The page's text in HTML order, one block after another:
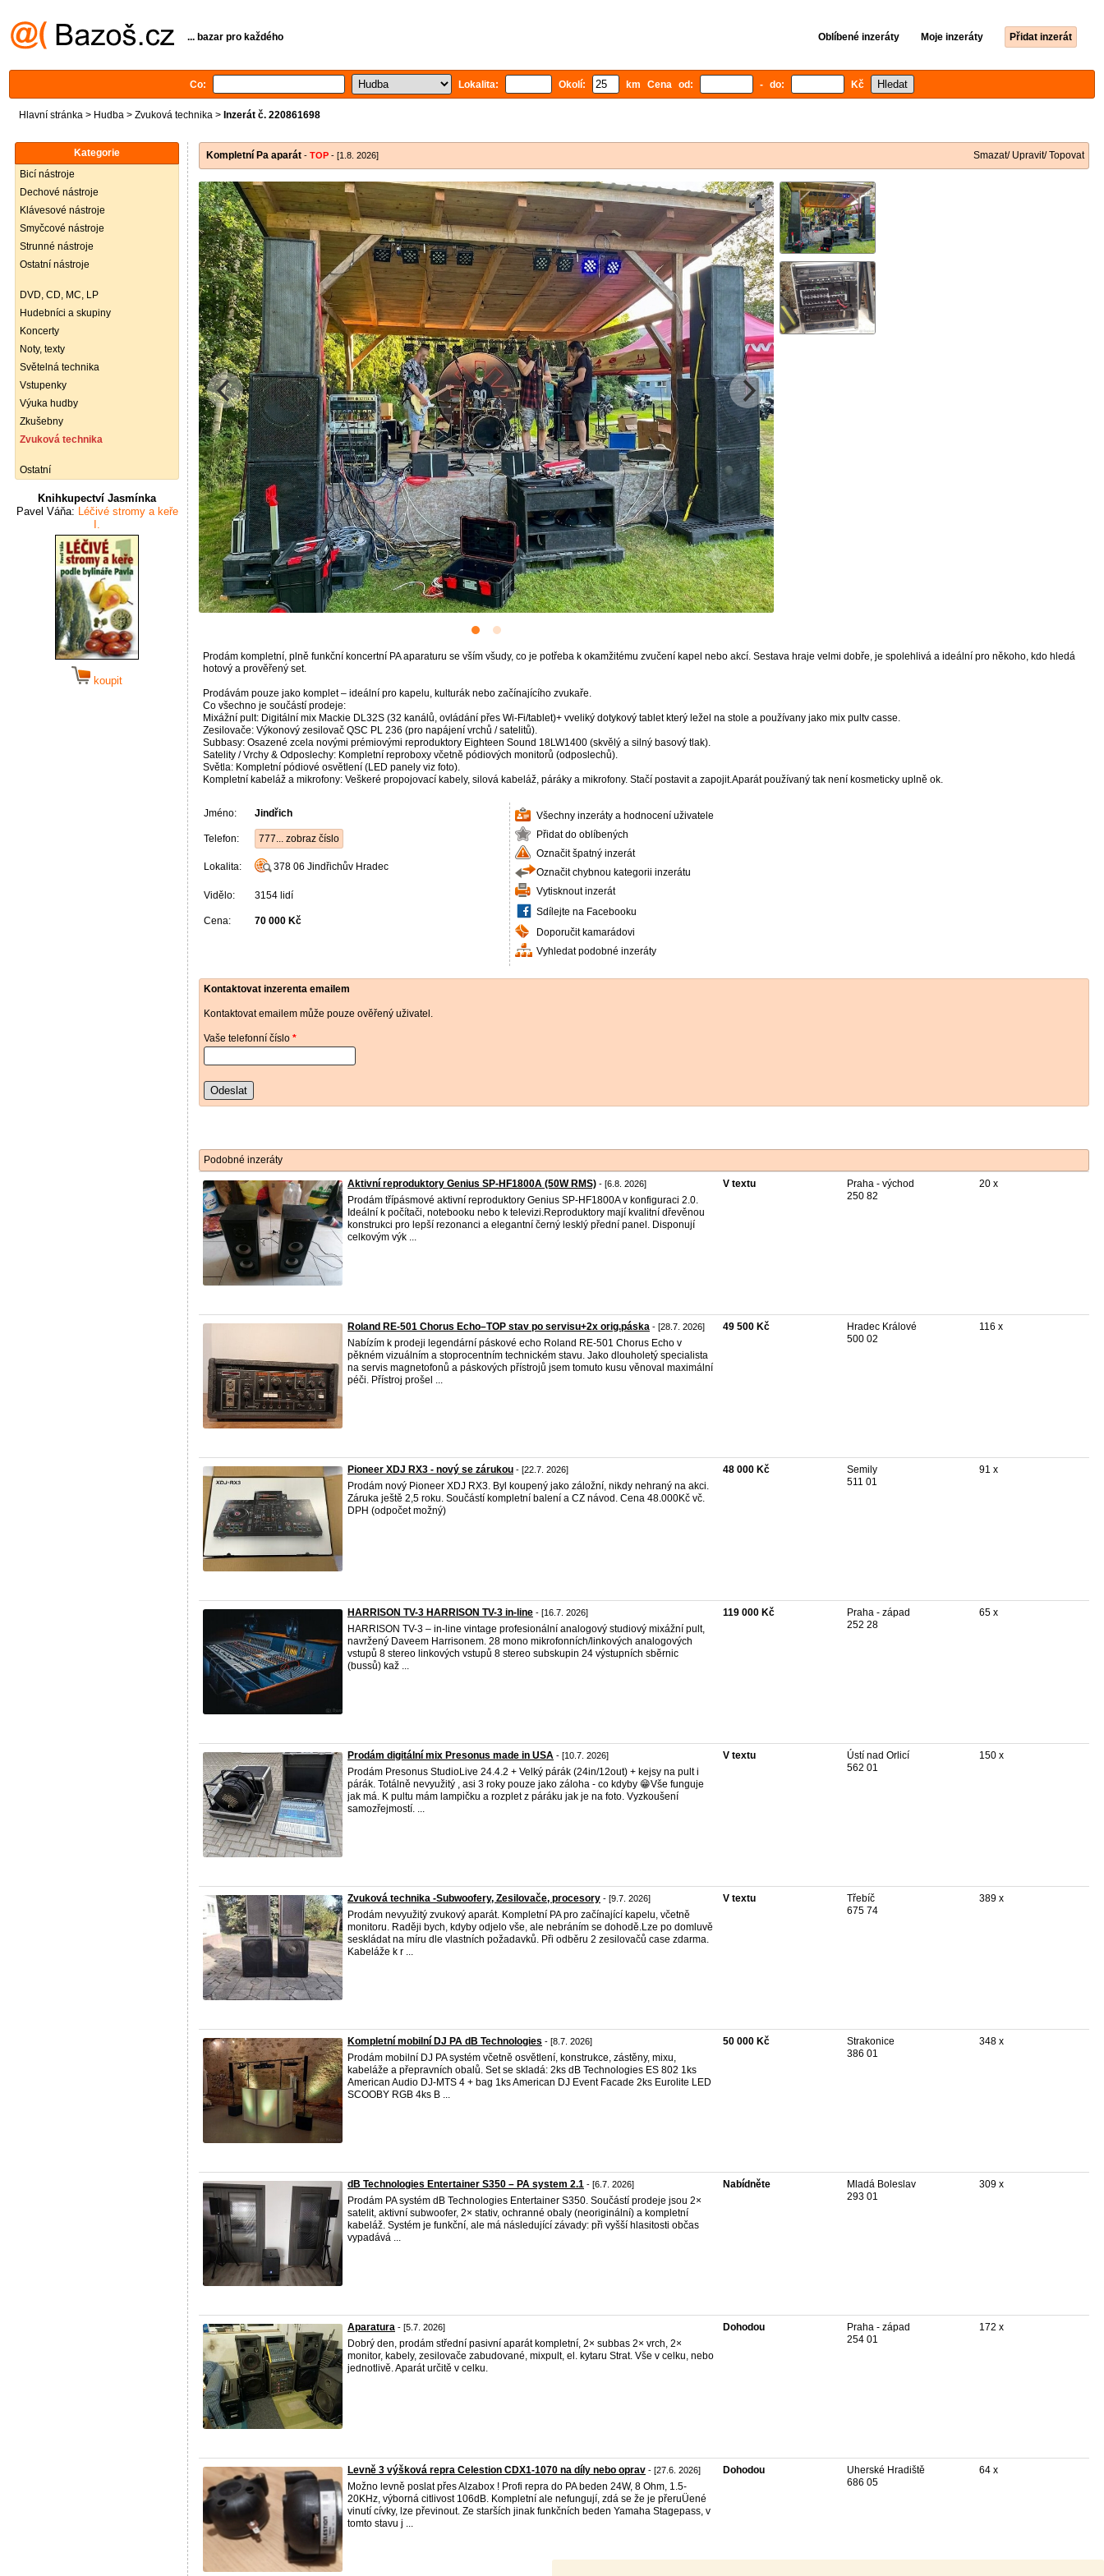
... bazar pro každého Oblíbené inzeráty Moje inzeráty Přidat inzerát
Co: Lokalita: Okolí: km Cena od: - do: Kč
Hlavní stránka > Hudba > Zvuková technika > Inzerát č. 220861698
Kategorie
Bicí nástroje
Dechové nástroje
Klávesové nástroje
Smyčcové nástroje
Strunné nástroje
Ostatní nástroje
DVD, CD, MC, LP
Hudebníci a skupiny
Koncerty
Noty, texty
Světelná technika
Vstupenky
Výuka hudby
Zkušebny
Zvuková technika
Ostatní
Knihkupectví Jasmínka
Pavel Váňa: Léčivé stromy a keře
I.
koupit
Kompletní Pa aparát - TOP - [1.8. 2026] Smazat/ Upravit/ Topovat
Prodám kompletní, plně funkční koncertní PA aparaturu se vším všudy, co je potřeba k okamžitému zvučení kapel nebo akcí. Sestava hraje velmi dobře, je spolehlivá a ideální pro někoho, kdo hledá
hotový a prověřený set.
Prodávám pouze jako komplet – ideální pro kapelu, kulturák nebo začínajícího zvukaře.
Co všechno je součástí prodeje:
Mixážní pult: Digitální mix Mackie DL32S (32 kanálů, ovládání přes Wi-Fi/tablet)+ vveliký dotykový tablet který ležel na stole a používany jako mix pultv casse.
Zesilovače: Výkonový zesilovač QSC PL 236 (pro napájení vrchů / satelitů).
Subbasy: Osazené zcela novými prémiovými reproduktory Eighteen Sound 18LW1400 (skvělý a silný basový tlak).
Satelity / Vrchy & Odposlechy: Kompletní reproboxy včetně pódiových monitorů (odposlechů).
Světla: Kompletní pódiové osvětlení (LED panely viz foto).
Kompletní kabeláž a mikrofony: Veškeré propojovací kabely, silová kabeláž, páráky a mikrofony. Stačí postavit a zapojit.Aparát používaný tak není kosmeticky uplně ok.
Jméno: Jindřich
Telefon: 777... zobraz číslo
Lokalita: 378 06 Jindřichův Hradec
Vidělo: 3154 lidí
Cena: 70 000 Kč
Všechny inzeráty a hodnocení uživatele
Přidat do oblíbených
Označit špatný inzerát
Označit chybnou kategorii inzerátu
Vytisknout inzerát
Sdílejte na Facebooku
Doporučit kamarádovi
Vyhledat podobné inzeráty
Kontaktovat inzerenta emailem
Kontaktovat emailem může pouze ověřený uživatel.
Vaše telefonní číslo *
Odeslat
Podobné inzeráty
Aktivní reproduktory Genius SP-HF1800A (50W RMS) - [6.8. 2026]
Prodám třípásmové aktivní reproduktory Genius SP-HF1800A v konfiguraci 2.0.
Ideální k počítači, notebooku nebo k televizi.Reproduktory mají kvalitní dřevěnou
konstrukci pro lepší rezonanci a elegantní černý lesklý přední panel. Disponují
celkovým výk ...
V textu
Praha - východ
250 82
20 x
Roland RE-501 Chorus Echo–TOP stav po servisu+2x orig.páska - [28.7. 2026]
Nabízím k prodeji legendární páskové echo Roland RE-501 Chorus Echo v
pěkném vizuálním a stoprocentním technickém stavu. Jako dlouholetý specialista
na servis magnetofonů a páskových přístrojů jsem tomuto kusu věnoval maximální
péči. Přístroj prošel ...
49 500 Kč
Hradec Králové
500 02
116 x
Pioneer XDJ RX3 - nový se zárukou - [22.7. 2026]
Prodám nový Pioneer XDJ RX3. Byl koupený jako záložní, nikdy nehraný na akci.
Záruka ještě 2,5 roku. Součástí kompletní balení a CZ návod. Cena 48.000Kč vč.
DPH (odpočet možný)
48 000 Kč
Semily
511 01
91 x
HARRISON TV-3 HARRISON TV-3 in-line - [16.7. 2026]
HARRISON TV-3 – in-line vintage profesionální analogový studiový mixážní pult,
navržený Daveem Harrisonem. 28 mono mikrofonních/linkových analogových
vstupů 8 stereo linkových vstupů 8 stereo subskupin 24 výstupních sběrnic
(bussů) kaž ...
119 000 Kč
Praha - západ
252 28
65 x
Prodám digitální mix Presonus made in USA - [10.7. 2026]
Prodám Presonus StudioLive 24.4.2 + Velký párák (24in/12out) + kejsy na pult i
párák. Totálně nevyužitý , asi 3 roky pouze jako záloha - co kdyby 😁Vše funguje
jak má. K pultu mám lampičku a rozplet z páráku jak je na foto. Vyzkoušení
samozřejmostí. ...
V textu
Ústí nad Orlicí
562 01
150 x
Zvuková technika -Subwoofery, Zesilovače, procesory - [9.7. 2026]
Prodám nevyužitý zvukový aparát. Kompletní PA pro začínající kapelu, včetně
monitoru. Raději bych, kdyby odjelo vše, ale nebráním se dohodě.Lze po domluvě
seskládat na míru dle vlastních požadavků. Při odběru 2 zesilovačů case zdarma.
Kabeláže k r ...
V textu
Třebíč
675 74
389 x
Kompletní mobilní DJ PA dB Technologies - [8.7. 2026]
Prodám mobilní DJ PA systém včetně osvětlení, konstrukce, zástěny, mixu,
kabeláže a přepravních obalů. Set se skladá: 2ks dB Technologies ES 802 1ks
American Audio DJ-MTS 4 + bag 1ks American DJ Event Facade 2ks Eurolite LED
SCOOBY RGB 4ks B ...
50 000 Kč
Strakonice
386 01
348 x
dB Technologies Entertainer S350 – PA system 2.1 - [6.7. 2026]
Prodám PA systém dB Technologies Entertainer S350. Součástí prodeje jsou 2×
satelit, aktivní subwoofer, 2× stativ, ochranné obaly (neoriginální) a kompletní
kabeláž. Systém je funkční, ale má následující závady: při vyšší hlasitosti občas
vypadává ...
Nabídněte
Mladá Boleslav
293 01
309 x
Aparatura - [5.7. 2026]
Dobrý den, prodám střední pasivní aparát kompletní, 2× subbas 2× vrch, 2×
monitor, kabely, zesilovače zabudované, mixpult, el. kytaru Strat. Vše v celku, nebo
jednotlivě. Aparát určitě v celku.
Dohodou
Praha - západ
254 01
172 x
Levně 3 výšková repra Celestion CDX1-1070 na díly nebo oprav - [27.6. 2026]
Možno levně poslat přes Alzabox ! Profi repra do PA beden 24W, 8 Ohm, 1.5-
20KHz, výborná citlivost 106dB. Kompletní ale nefungují, zdá se že je přeruÜené
vinutí cívky, lze převinout. Ze starších jinak funkčních beden Yamaha Stagepass, v
tomto stavu j ...
Dohodou
Uherské Hradiště
686 05
64 x